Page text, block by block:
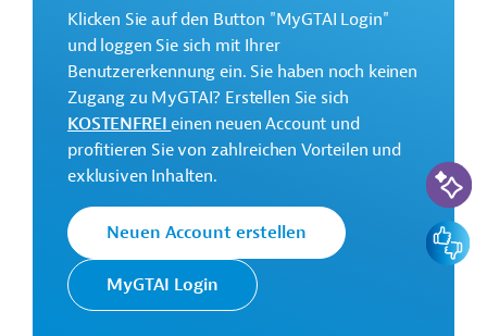
Gesellschaften;
Annex 2: Verbesserung der Cybersicherheit;
Annex 3: Globale Mittelzuweisung Ost 2023-2024;
Annex 4: EU4Culture;
Annex 5: Unterstützung der Bildungs- und
Ausbildungsreformen;
Annex 6: EU4Gender Equality Phase II;
Annex 7: Förderung von Innovationen in der
östlichen Nachbarschaft - EU4Innovation East;
Annex 8: Bekämpfung von Korruption und
organisierter Kriminalität;
Klicken Sie auf den Button "MyGTAI Login"
und loggen Sie sich mit Ihrer
Benutzererkennung ein. Sie haben noch keinen
Zugang zu MyGTAI? Erstellen Sie sich
KOSTENFREIeinen neuen Account und
profitieren Sie von zahlreichen Vorteilen und
exklusiven Inhalten.
Neuen Account erstellen
MyGTAI Login
KI-